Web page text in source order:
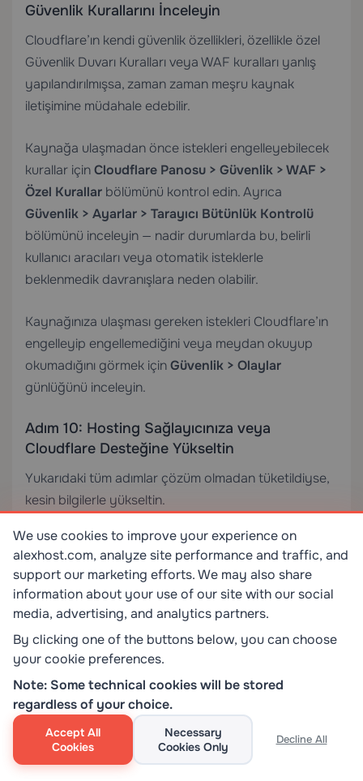
Güvenlik Kurallarını İnceleyin
Cloudflare’ın kendi güvenlik özellikleri, özellikle özel
Güvenlik Duvarı Kuralları veya WAF kuralları yanlış
yapılandırılmışsa, zaman zaman meşru kaynak
iletişimine müdahale edebilir.
Kaynağa ulaşmadan önce istekleri engelleyebilecek
kurallar içinCloudflare Panosu > Güvenlik > WAF >
Özel Kurallar bölümünü kontrol edin. Ayrıca
Güvenlik > Ayarlar > Tarayıcı Bütünlük Kontrolü
bölümünü inceleyin — nadir durumlarda bu, belirli
kullanıcı aracıları veya otomatik isteklerle
beklenmedik davranışlara neden olabilir.
Kaynağınıza ulaşması gereken istekleri Cloudflare’ın
engelleyip engellemediğini veya meydan okuyup
okumadığını görmek içinGüvenlik > Olaylar
günlüğünü inceleyin.
Adım 10: Hosting Sağlayıcınıza veya
Cloudflare Desteğine Yükseltin
Yukarıdaki tüm adımlar çözüm olmadan tüketildiyse,
kesin bilgilerle yükseltin.
Hosting sağlayıcınızla iletişime geçerkenşunları
sağlayın:
520 oluşumlarının tam zaman damgaları
Web sunucusu hata günlüğünden ilgili alıntılar
Kaynak IP’nize karşı
curl -v
çıktısı
Mevcut kaynak kullanım metrikleri (CPU, RAM,
bağlantı sayısı)
We use cookies to improve your experience on
alexhost.com, analyze site performance and traffic, and
support our marketing efforts. We may also share
information about your use of our site with our social
media, advertising, and analytics partners.
By clicking one of the buttons below, you can choose
your cookie preferences.
Note: Some technical cookies will be stored
regardless of your choice.
Accept All
Cookies
Necessary
Cookies Only
Decline All